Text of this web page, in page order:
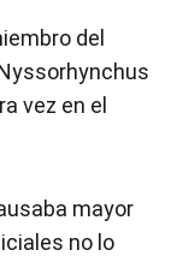
del
vez en el
mayor
no lo